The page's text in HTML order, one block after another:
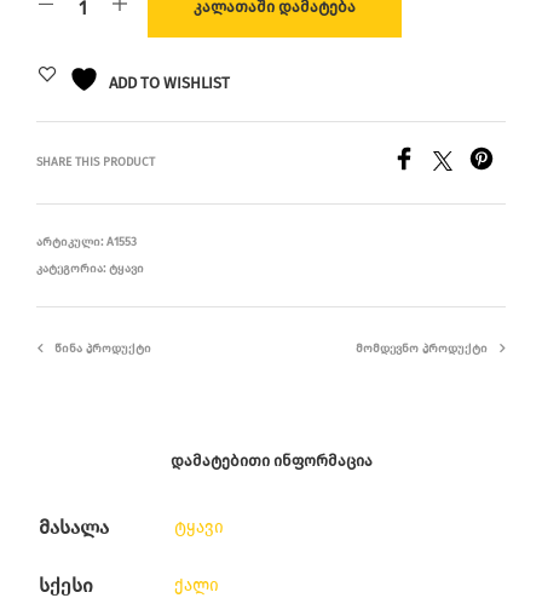
ᲙᲐᲚᲐᲗᲐᲨᲘ ᲓᲐᲛᲐᲢᲔᲑᲐ
ADD TO WISHLIST
SHARE THIS PRODUCT
ᲐᲠᲢᲘᲙᲣᲚᲘ: A1553
ᲙᲐᲢᲔᲒᲝᲠᲘᲐ: ᲢᲧᲐᲕᲘ
ᲬᲘᲜᲐ ᲞᲠᲝᲓᲣᲥᲢᲘ ᲛᲝᲛᲓᲔᲕᲜᲝ ᲞᲠᲝᲓᲣᲥᲢᲘ
ᲓᲐᲛᲐᲢᲔᲑᲘᲗᲘ ᲘᲜᲤᲝᲠᲛᲐᲪᲘᲐ
მასალა ტყავი
სქესი ქალი